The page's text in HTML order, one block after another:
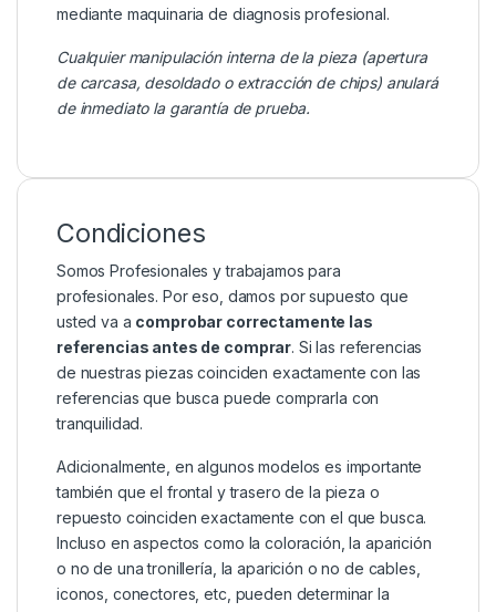
mediante maquinaria de diagnosis profesional.
Cualquier manipulación interna de la pieza (apertura
de carcasa, desoldado o extracción de chips) anulará
de inmediato la garantía de prueba.
Condiciones
Somos Profesionales y trabajamos para
profesionales. Por eso, damos por supuesto que
usted va a comprobar correctamente las
referencias antes de comprar. Si las referencias
de nuestras piezas coinciden exactamente con las
referencias que busca puede comprarla con
tranquilidad.
Adicionalmente, en algunos modelos es importante
también que el frontal y trasero de la pieza o
repuesto coinciden exactamente con el que busca.
Incluso en aspectos como la coloración, la aparición
o no de una tronillería, la aparición o no de cables,
iconos, conectores, etc, pueden determinar la